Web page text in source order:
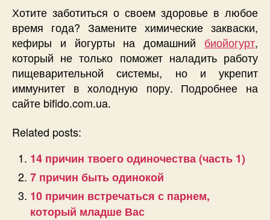
Хотите заботиться о своем здоровье в любое
время года? Замените химические закваски,
кефиры и йогурты на домашний биойогурт,
который не только поможет наладить работу
пищеварительной системы, но и укрепит
иммунитет в холодную пору. Подробнее на
сайте bifido.com.ua.
Related posts:
14 причин твоего одиночества (часть 1)
7 причин быть одинокой
10 причин встречаться с парнем,
который младше Вас